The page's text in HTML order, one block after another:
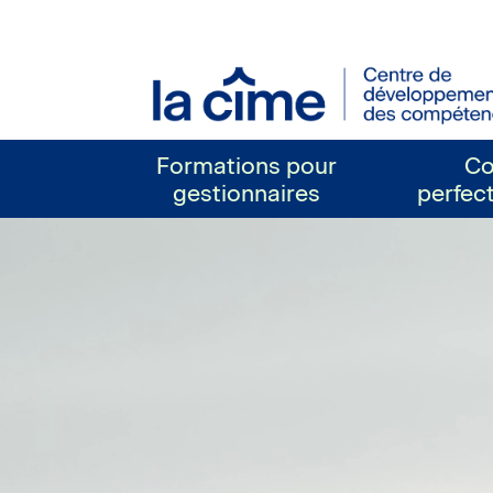
Cime
Formations pour
gestionnaires